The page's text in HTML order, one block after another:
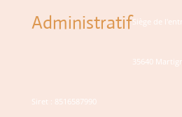
AdministratifSiège de
35640
Siret : 8516587990